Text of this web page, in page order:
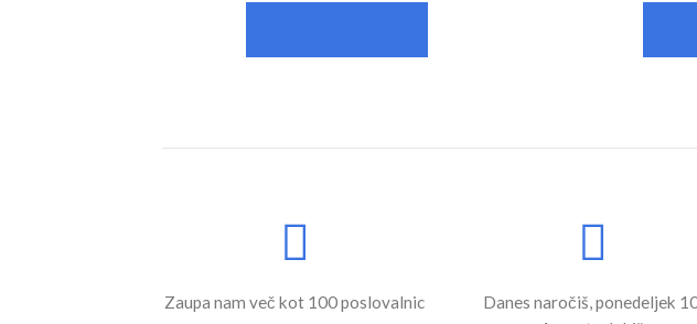
Zaupa nam več kot 100 poslovalnic
Danes naročiš, ponedeljek